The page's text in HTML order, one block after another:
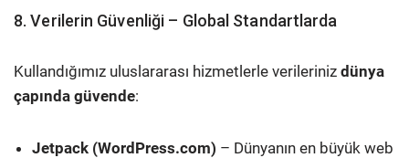
8. Verilerin Güvenliği – Global Standartlarda
Kullandığımız uluslararası hizmetlerle verileriniz dünya
çapında güvende:
Jetpack (WordPress.com) – Dünyanın en büyük web